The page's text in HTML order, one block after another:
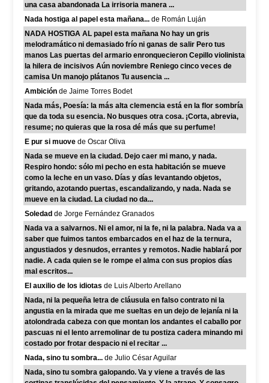
una casa abandonada La irrisoria manera ...
Nada hostiga al papel esta mañana... de Román Luján
NADA HOSTIGA AL papel esta mañana No hay un gris
melodramático ni demasiado frío ni ganas de salir Pero tus
manos Las puertas del armario enronquecieron Cepillo violinista
la hilera de incisivos Aún noviembre Reniego cinco veces de
camisa Un manojo plátanos Tu ausencia ...
Ambición de Jaime Torres Bodet
Nada más, Poesía: la más alta clemencia está en la flor sombría
que da toda su esencia. No busques otra cosa. ¡Corta, abrevia,
resume; no quieras que la rosa dé más que su perfume!
E pur si muove de Oscar Oliva
Nada se mueve en la ciudad. Dejo caer mi mano, y nada.
Respiro hondo: sólo mi pecho en esta habitación se mueve
como la leche en un vaso. Días y días levantando objetos,
gritando, azotando puertas, escandalizando, y nada. Nada se
mueve en la ciudad. La ciudad no da...
Soledad de Jorge Fernández Granados
Nada va a salvarnos. Ni el amor, ni la fe, ni la palabra. Nada va a
saber que fuimos tantos embarcados en el haz de la ternura,
angustiados y desnudos, errantes y remotos. Nadie hablará por
nadie. A cada quien se le rompe el alma con sus propios días
mal escritos...
El auxilio de los idiotas de Luis Alberto Arellano
Nada, ni la pequeña letra de cláusula en falso contrato ni la
angustia en la mirada que me sueltas en un dejo de lejanía ni la
atolondrada cabeza con que montan los andantes el caballo por
pascuas ni el lento arremolinar de tu postiza cadera minando mi
costado por frotar despacio ni el recitar ...
Nada, sino tu sombra... de Julio César Aguilar
Nada, sino tu sombra galopando. Va y viene a través de las